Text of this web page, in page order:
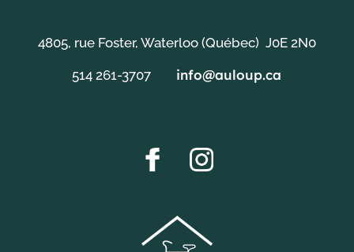
4805, rue Foster, Waterloo (Québec) J0E 2N0
514 261-3707 info@auloup.ca